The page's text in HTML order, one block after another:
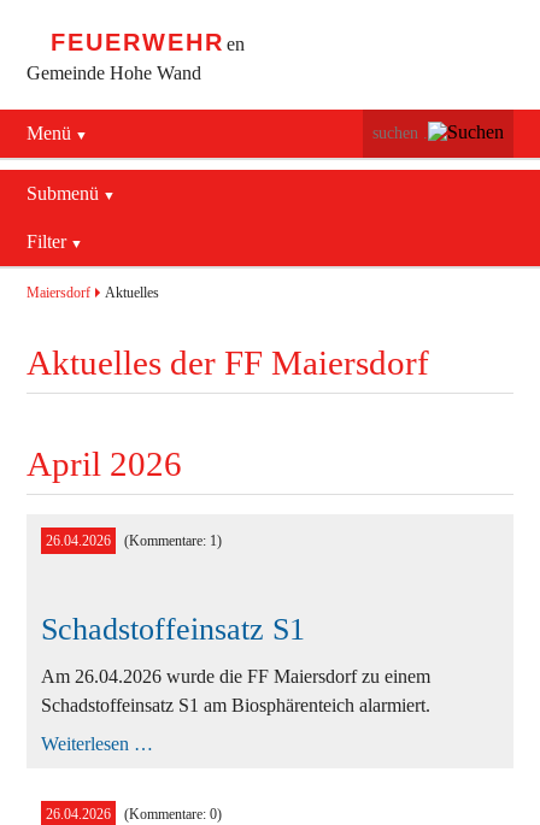
FEUERWEHR en
Gemeinde Hohe Wand
Menü
Navigation
überspringen
Netting
Submenü
überspringen
Aktuelles
Mannschaft
Ausrüstung
Fahrzeuge
Kontakt
Filter
2016
2018
Aktuelles
Allgemein
Bewerbe
Einsätze
Jugend
Maiersdorf Aktuelles
Aktuelles der FF Maiersdorf
April 2026
26.04.2026 (Kommentare: 1)
Schadstoffeinsatz S1
Am 26.04.2026 wurde die FF Maiersdorf zu einem
Schadstoffeinsatz S1 am Biosphärenteich alarmiert.
Weiterlesen …
26.04.2026 (Kommentare: 0)